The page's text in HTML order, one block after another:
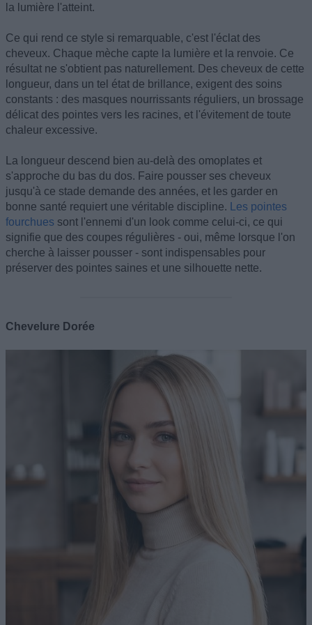
la lumière l'atteint.
Ce qui rend ce style si remarquable, c'est l'éclat des
cheveux. Chaque mèche capte la lumière et la renvoie. Ce
résultat ne s'obtient pas naturellement. Des cheveux de cette
longueur, dans un tel état de brillance, exigent des soins
constants : des masques nourrissants réguliers, un brossage
délicat des pointes vers les racines, et l'évitement de toute
chaleur excessive.
La longueur descend bien au-delà des omoplates et
s'approche du bas du dos. Faire pousser ses cheveux
jusqu'à ce stade demande des années, et les garder en
bonne santé requiert une véritable discipline.
Les pointes
fourchues sont l'ennemi d'un look comme celui-ci, ce qui
signifie que des coupes régulières - oui, même lorsque l'on
cherche à laisser pousser - sont indispensables pour
préserver des pointes saines et une silhouette nette.
Chevelure Dorée